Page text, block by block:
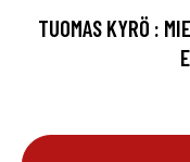
TUOMAS KYRÖ :